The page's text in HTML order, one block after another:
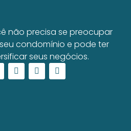
não precisa se preocupar
condomínio e pode ter
seus negócios.